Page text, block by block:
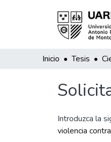
Inicio Tesis
Introduzca la
violencia